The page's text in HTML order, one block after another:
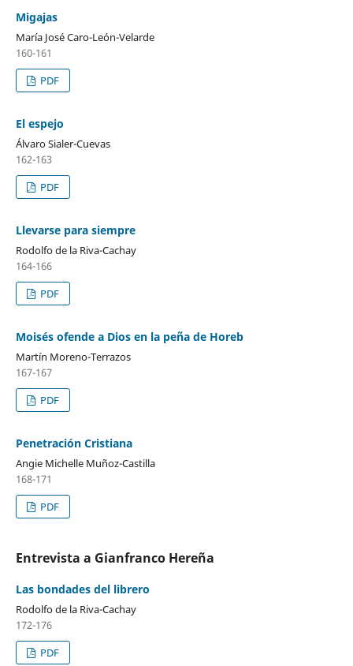
Migajas
María José Caro-León-Velarde
160-161
PDF
El espejo
Álvaro Sialer-Cuevas
162-163
PDF
Llevarse para siempre
Rodolfo de la Riva-Cachay
164-166
PDF
Moisés ofende a Dios en la peña de Horeb
Martín Moreno-Terrazos
167-167
PDF
Penetración Cristiana
Angie Michelle Muñoz-Castilla
168-171
PDF
Entrevista a Gianfranco Hereña
Las bondades del librero
Rodolfo de la Riva-Cachay
172-176
PDF